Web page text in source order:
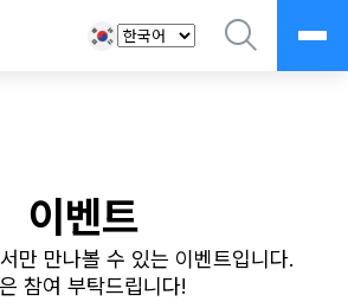
이벤트
만 만나볼 수 있는 이벤트입니다.
참여 부탁드립니다!